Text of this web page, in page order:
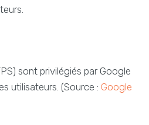
sont privilégiés par Google
utilisateurs. (Source : Google